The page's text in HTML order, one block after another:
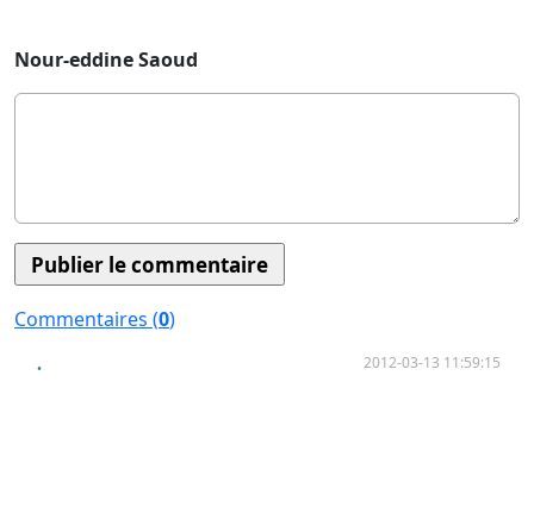
Nour-eddine Saoud
Commentaires (0)
. 2012-03-13 11:59:15